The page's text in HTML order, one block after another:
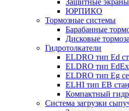
Защитные
ЮРПИКО
Тормозные системы
Барабанные
Дисковые тормоза
Гидротолкатели
ELDRO тип Ed
ELDRO тип
ELDRO тип Eg
ELHI тип ЕВ
Компактный
Система загрузки